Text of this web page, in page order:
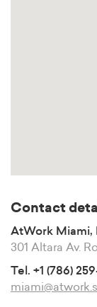
Contact
AtWork Miami,
301 Altara Av.
Tel. +1 (786)